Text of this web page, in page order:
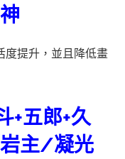
度提升，並且降低畫
+五郎+久
主/凝光